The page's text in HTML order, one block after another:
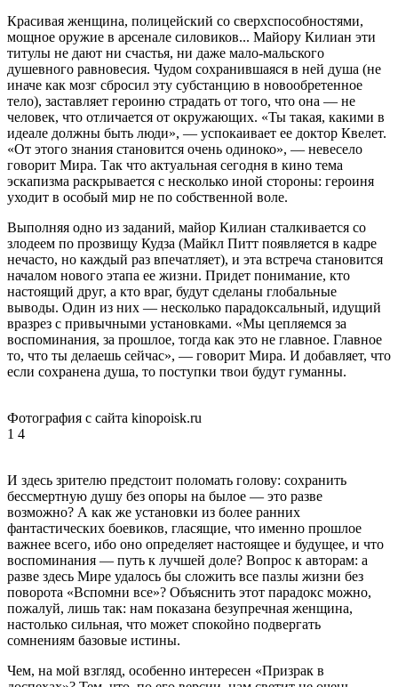
Красивая женщина, полицейский со сверхспособностями,
мощное оружие в арсенале силовиков... Майору Килиан эти
титулы не дают ни счастья, ни даже мало-мальского
душевного равновесия. Чудом сохранившаяся в ней душа (не
иначе как мозг сбросил эту субстанцию в новообретенное
тело), заставляет героиню страдать от того, что она — не
человек, что отличается от окружающих. «Ты такая, какими в
идеале должны быть люди», — успокаивает ее доктор Квелет.
«От этого знания становится очень одиноко», — невесело
говорит Мира. Так что актуальная сегодня в кино тема
эскапизма раскрывается с несколько иной стороны: героиня
уходит в особый мир не по собственной воле.
Выполняя одно из заданий, майор Килиан сталкивается со
злодеем по прозвищу Кудза (Майкл Питт появляется в кадре
нечасто, но каждый раз впечатляет), и эта встреча становится
началом нового этапа ее жизни. Придет понимание, кто
настоящий друг, а кто враг, будут сделаны глобальные
выводы. Один из них — несколько парадоксальный, идущий
вразрез с привычными установками. «Мы цепляемся за
воспоминания, за прошлое, тогда как это не главное. Главное
то, что ты делаешь сейчас», — говорит Мира. И добавляет, что
если сохранена душа, то поступки твои будут гуманны.
Фотография с сайта kinopoisk.ru
1 4
И здесь зрителю предстоит поломать голову: сохранить
бессмертную душу без опоры на былое — это разве
возможно? А как же установки из более ранних
фантастических боевиков, гласящие, что именно прошлое
важнее всего, ибо оно определяет настоящее и будущее, и что
воспоминания — путь к лучшей доле? Вопрос к авторам: а
разве здесь Мире удалось бы сложить все пазлы жизни без
поворота «Вспомни все»? Объяснить этот парадокс можно,
пожалуй, лишь так: нам показана безупречная женщина,
настолько сильная, что может спокойно подвергать
сомнениям базовые истины.
Чем, на мой взгляд, особенно интересен «Призрак в